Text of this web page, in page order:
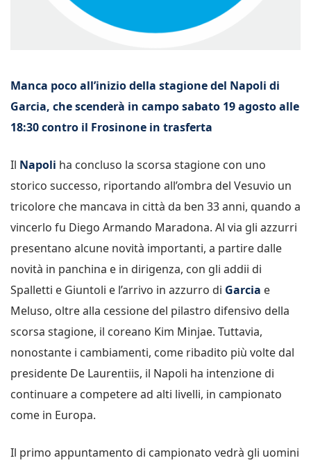
Manca poco all’inizio della stagione del Napoli di
Garcia, che scenderà in campo sabato 19 agosto alle
18:30 contro il Frosinone in trasferta
Il Napoli ha concluso la scorsa stagione con uno
storico successo, riportando all’ombra del Vesuvio un
tricolore che mancava in città da ben 33 anni, quando a
vincerlo fu Diego Armando Maradona. Al via gli azzurri
presentano alcune novità importanti, a partire dalle
novità in panchina e in dirigenza, con gli addii di
Spalletti e Giuntoli e l’arrivo in azzurro di Garcia e
Meluso, oltre alla cessione del pilastro difensivo della
scorsa stagione, il coreano Kim Minjae. Tuttavia,
nonostante i cambiamenti, come ribadito più volte dal
presidente De Laurentiis, il Napoli ha intenzione di
continuare a competere ad alti livelli, in campionato
come in Europa.
Il primo appuntamento di campionato vedrà gli uomini